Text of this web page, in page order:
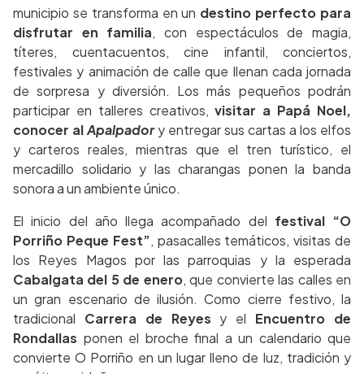
municipio se transforma en un destino perfecto para
disfrutar en familia, con espectáculos de magia,
títeres, cuentacuentos, cine infantil, conciertos,
festivales y animación de calle que llenan cada jornada
de sorpresa y diversión. Los más pequeños podrán
participar en talleres creativos,visitar a Papá Noel,
conocer alApalpador y entregar sus cartas a los elfos
y carteros reales, mientras que el tren turístico, el
mercadillo solidario y las charangas ponen la banda
sonora a un ambiente único.
El inicio del año llega acompañado del festival “O
Porriño Peque Fest”, pasacalles temáticos, visitas de
los Reyes Magos por las parroquias y la esperada
Cabalgata del 5 de enero, que convierte las calles en
un gran escenario de ilusión. Como cierre festivo, la
tradicional Carrera de Reyes y el Encuentro de
Rondallas ponen el broche final a un calendario que
convierte O Porriño en un lugar lleno de luz, tradición y